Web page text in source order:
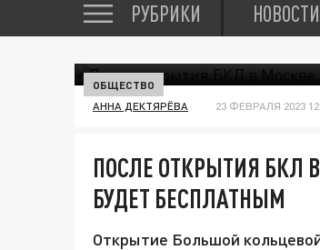
РУБРИКИ НОВОСТИ
ОБЩЕСТВО
АННА ДЕКТЯРЁВА 23 ФЕВРАЛЯ 2023
ПОСЛЕ ОТКРЫТИЯ БКЛ
БУДЕТ БЕСПЛАТНЫМ
Открытие Большой